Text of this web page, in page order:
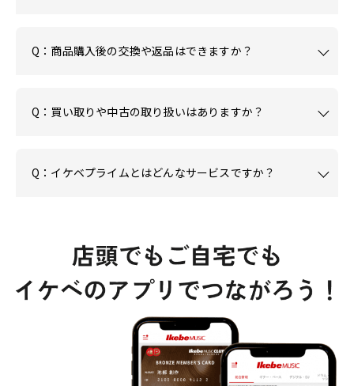
Q：商品購入後の交換や返品はできますか？
Q：買い取りや中古の取り扱いはありますか？
Q：イケベプライムとはどんなサービスですか？